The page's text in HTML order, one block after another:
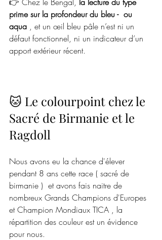
prime sur la profondeur du bleu -  ou
aqua , et un œil bleu pâle n’est ni un
défaut fonctionnel, ni un indicateur d’un
apport extérieur récent.
🐱 Le colourpoint chez le
Sacré de Birmanie et le
Ragdoll
Nous avons eu la chance d'élever
pendant 8 ans cette race ( sacré de
birmanie )  et avons fais naitre de
nombreux Grands Champions d'Europes
et Champion Mondiaux TICA , la
répartition des couleur est un évidence
pour nous.